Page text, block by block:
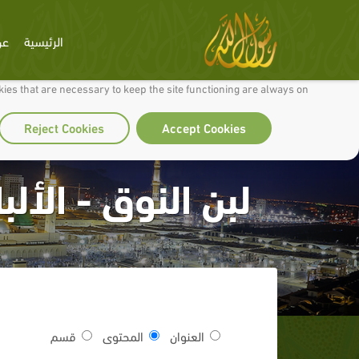
to make our site work well for you and so we can continually improve it.
that are necessary to keep the site functioning are always on
Accept Cookies
Reject Cookies
الرئيسية
لبن النوق -
العنوان المحتوى قسم